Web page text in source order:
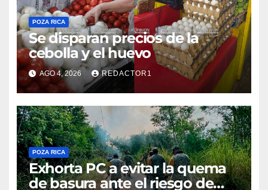
POZA RICA
Se disparan precios de la
cebolla y el huevo
AGO 4, 2026 REDACTOR1
POZA RICA
Exhorta PC a evitar la quema
de basura ante el riesgo de